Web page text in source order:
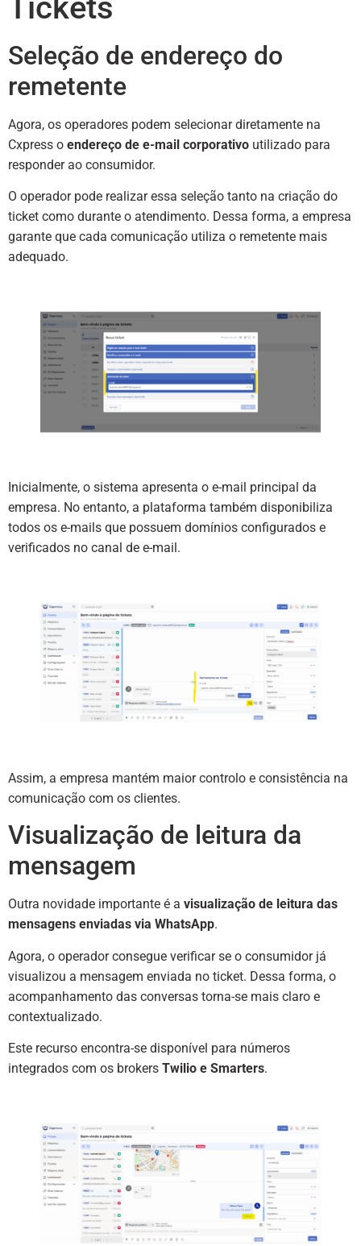
Seleção de endereço do
remetente
Agora, os operadores podem selecionar diretamente na
Cxpress o endereço de e-mail corporativo utilizado para
responder ao consumidor.
O operador pode realizar essa seleção tanto na criação do
ticket como durante o atendimento. Dessa forma, a empresa
garante que cada comunicação utiliza o remetente mais
adequado.
Inicialmente, o sistema apresenta o e-mail principal da
empresa. No entanto, a plataforma também disponibiliza
todos os e-mails que possuem domínios configurados e
verificados no canal de e-mail.
Assim, a empresa mantém maior controlo e consistência na
comunicação com os clientes.
Visualização de leitura da
mensagem
Outra novidade importante é a visualização de leitura das
mensagens enviadas via WhatsApp.
Agora, o operador consegue verificar se o consumidor já
visualizou a mensagem enviada no ticket. Dessa forma, o
acompanhamento das conversas torna-se mais claro e
contextualizado.
Este recurso encontra-se disponível para números
integrados com os brokers Twilio e Smarters.